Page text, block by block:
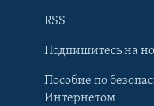
Learning English
RSS
Подпишитесь на
Пособие по
Интернетом